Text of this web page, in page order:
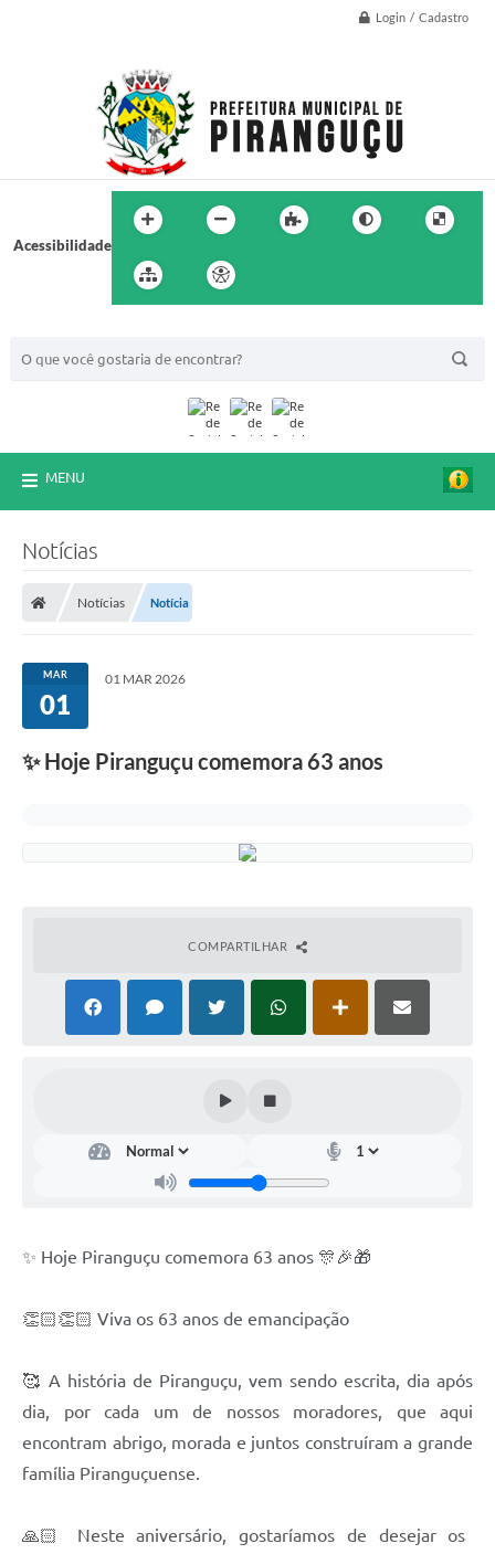
Login / Cadastro
Acessibilidade
MENU
Notícias
Notícias Notícia
MAR
01
01 MAR 2026
✨ Hoje Piranguçu comemora 63 anos
COMPARTILHAR
✨ Hoje Piranguçu comemora 63 anos 🎊🎉🎁
👏🏻👏🏻 Viva os 63 anos de emancipação
🥰 A história de Piranguçu, vem sendo escrita, dia após
dia, por cada um de nossos moradores, que aqui
encontram abrigo, morada e juntos construíram a grande
família Piranguçuense.
🙏🏻 Neste aniversário, gostaríamos de desejar os